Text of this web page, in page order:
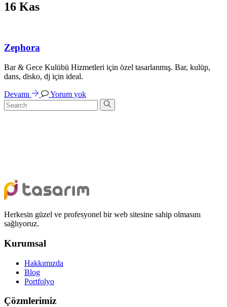
16 Kas
Zephora
Bar & Gece Kulübü Hizmetleri için özel tasarlanmış. Bar, kulüp,
dans, disko, dj için ideal.
Devamı Yorum yok
Herkesin güzel ve profesyonel bir web sitesine sahip olmasını
sağlıyoruz.
Kurumsal
Hakkımızda
Blog
Portfolyo
Çözmlerimiz